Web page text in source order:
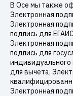
В Осе мы также
Электронная
Электронная
подпись для
Электронная
подпись для
индивидуального
для вычета,
Электронная